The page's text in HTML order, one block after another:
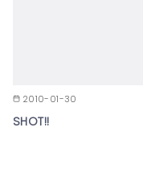
2010-01-30
SHOT!!